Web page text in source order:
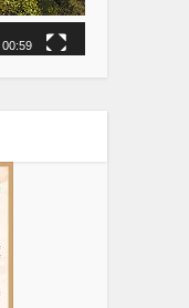
00:59